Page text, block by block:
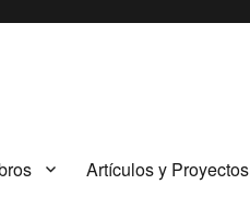
Artículos y Proyectos